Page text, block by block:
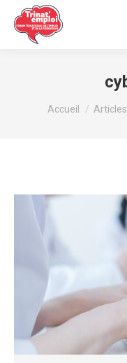
Vous êtes ici :
Accueil